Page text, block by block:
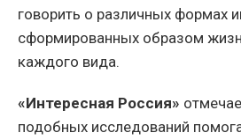
говорить о различных формах
сформированных образом
каждого вида.
«Интересная Россия»
подобных исследований